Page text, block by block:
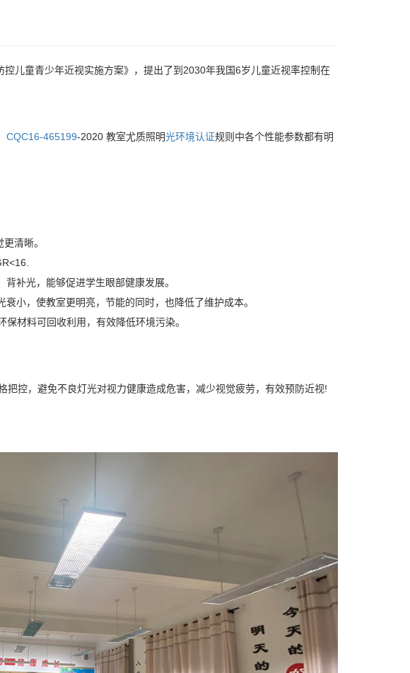
儿童青少年近视实施方案》，提出了到2030年我国6岁儿童近视率控制在
CQC16-465199-2020 教室尤质照明光环境认证规则中各个性能参数都有明
清晰。
补光，能够促进学生眼部健康发展。
小，使教室更明亮，节能的同时，也降低了维护成本。
材料可回收利用，有效降低环境污染。
把控，避免不良灯光对视力健康造成危害，减少视觉疲劳，有效预防近视!